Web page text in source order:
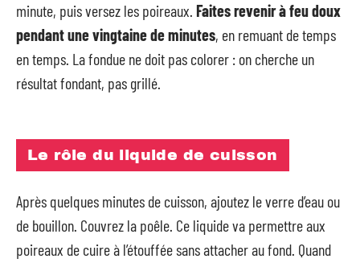
minute, puis versez les poireaux. Faites revenir à feu doux
pendant une vingtaine de minutes, en remuant de temps
en temps. La fondue ne doit pas colorer : on cherche un
résultat fondant, pas grillé.
Le rôle du liquide de cuisson
Après quelques minutes de cuisson, ajoutez le verre d’eau ou
de bouillon. Couvrez la poêle. Ce liquide va permettre aux
poireaux de cuire à l’étouffée sans attacher au fond. Quand